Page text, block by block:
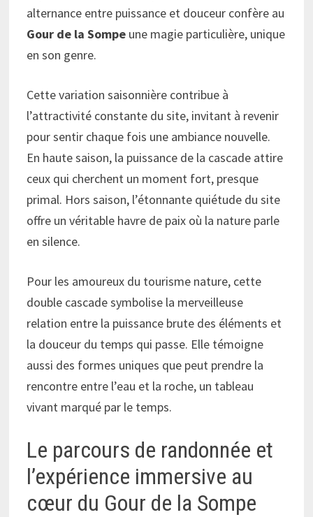
alternance entre puissance et douceur confère au
Gour de la Sompe une magie particulière, unique
en son genre.
Cette variation saisonnière contribue à
l’attractivité constante du site, invitant à revenir
pour sentir chaque fois une ambiance nouvelle.
En haute saison, la puissance de la cascade attire
ceux qui cherchent un moment fort, presque
primal. Hors saison, l’étonnante quiétude du site
offre un véritable havre de paix où la nature parle
en silence.
Pour les amoureux du tourisme nature, cette
double cascade symbolise la merveilleuse
relation entre la puissance brute des éléments et
la douceur du temps qui passe. Elle témoigne
aussi des formes uniques que peut prendre la
rencontre entre l’eau et la roche, un tableau
vivant marqué par le temps.
Le parcours de randonnée et
l’expérience immersive au
cœur du Gour de la Sompe